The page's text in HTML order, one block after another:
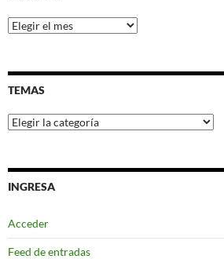
Archivo
TEMAS
Temas
INGRESA
Acceder
Feed de entradas